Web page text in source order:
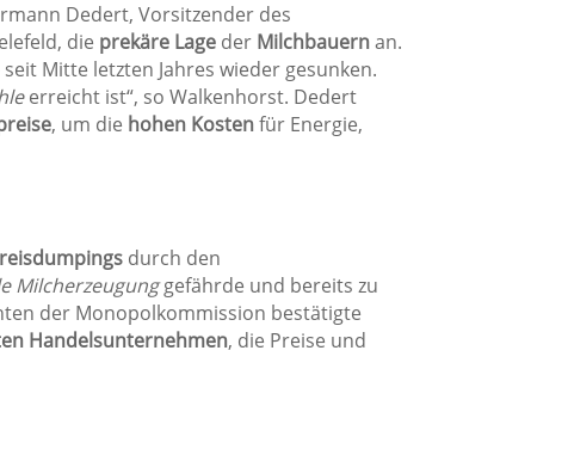
Dedert, Vorsitzender des
die prekäre Lageder Milchbauernan.
Mitte letzten Jahres wieder gesunken.
erreicht ist“, so Walkenhorst. Dedert
, um die hohen Kostenfür Energie,
durch den
Milcherzeugunggefährde und bereits zu
der Monopolkommission bestätigte
Handelsunternehmen, die Preise und